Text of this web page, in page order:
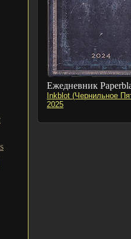
Ежедневник
Inkblot (Чернильное
2025